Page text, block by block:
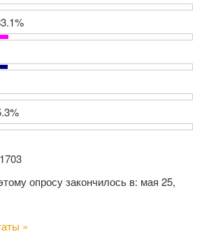
опросу закончилось в: мая 25,
»